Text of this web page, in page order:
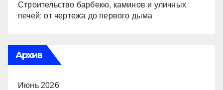
Строительство барбекю, каминов и уличных
печей: от чертежа до первого дыма
Архив
Июнь 2026